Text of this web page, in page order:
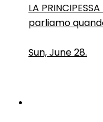
LA
parliamo
Sun, June 28.